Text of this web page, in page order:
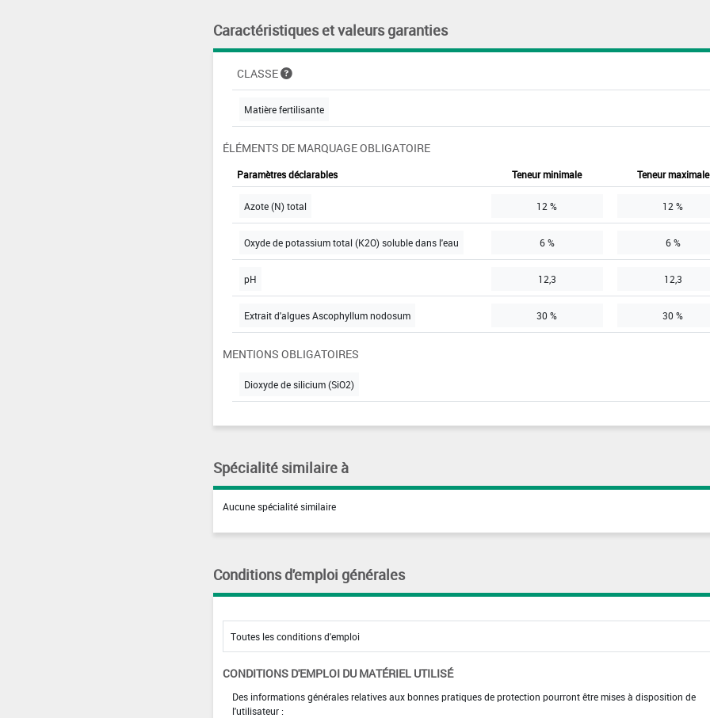
Caractéristiques et valeurs garanties
CLASSE
Matière fertilisante
ÉLÉMENTS DE MARQUAGE OBLIGATOIRE
Paramètres déclarables Teneur minimale Teneur maximale
Azote (N) total 12 % 12 %
Oxyde de potassium total (K2O) soluble dans l'eau 6 % 6 %
pH 12,3 12,3
Extrait d'algues Ascophyllum nodosum 30 % 30 %
MENTIONS OBLIGATOIRES
Dioxyde de silicium (SiO2)
Spécialité similaire à
Aucune spécialité similaire
Conditions d'emploi générales
CONDITIONS D'EMPLOI DU MATÉRIEL UTILISÉ
Des informations générales relatives aux bonnes pratiques de protection pourront être mises à disposition de
l'utilisateur :